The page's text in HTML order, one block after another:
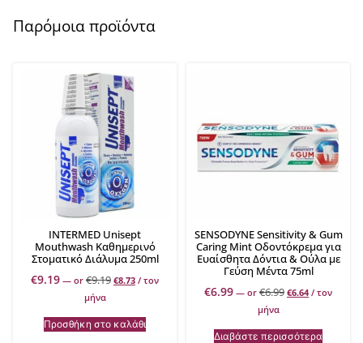
Παρόμοια προϊόντα
INTERMED Unisept
Mouthwash Καθημερινό
Στοματικό Διάλυμα 250ml
€9.19 — or €9.19 €8.73 / τον
μήνα
Προσθήκη στο καλάθι
SENSODYNE Sensitivity & Gum
Caring Mint Οδοντόκρεμα για
Ευαίσθητα Δόντια & Ούλα με
Γεύση Μέντα 75ml
€6.99 — or €6.99 €6.64 / τον
μήνα
Διαβάστε περισσότερα